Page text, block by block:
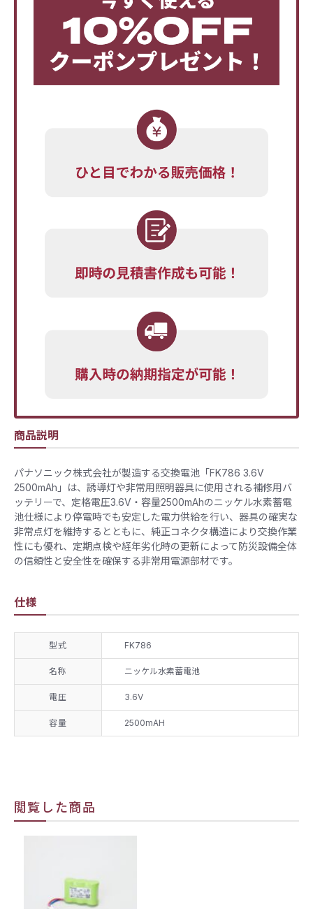
商品説明
パナソニック株式会社が製造する交換電池「FK786 3.6V
2500mAh」は、誘導灯や非常用照明器具に使用される補修用バ
ッテリーで、定格電圧3.6V・容量2500mAhのニッケル水素蓄電
池仕様により停電時でも安定した電力供給を行い、器具の確実な
非常点灯を維持するとともに、純正コネクタ構造により交換作業
性にも優れ、定期点検や経年劣化時の更新によって防災設備全体
の信頼性と安全性を確保する非常用電源部材です。
仕様
型式 FK786
名称 ニッケル水素蓄電池
電圧 3.6V
容量 2500mAH
閲覧した商品